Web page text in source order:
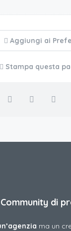
Aggiungi ai
Stampa questa
di
ma un